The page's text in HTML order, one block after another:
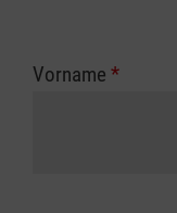
Vorname *